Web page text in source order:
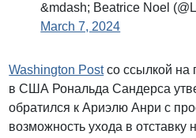
&mdash; Beatrice Noel
March 7, 2024
Washington Postсо ссылкой на
в США Рональда Сандерса
обратился к Ариэлю Анри с
возможность ухода в отставку